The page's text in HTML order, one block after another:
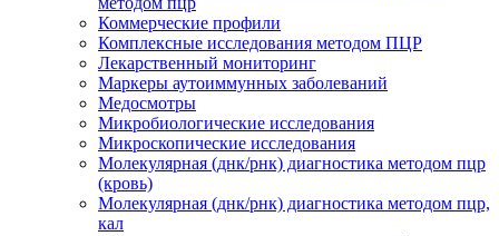
Коммерческие профили
Комплексные исследования методом ПЦР
Лекарственный мониторинг
Маркеры аутоиммунных заболеваний
Медосмотры
Микробиологические исследования
Микроскопические исследования
Молекулярная (днк/рнк) диагностика методом пцр
(кровь)
Молекулярная (днк/рнк) диагностика методом пцр,
кал